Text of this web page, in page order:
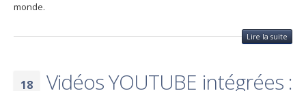
monde.
Lire la suite
18
Vidéos YOUTUBE intégrées :